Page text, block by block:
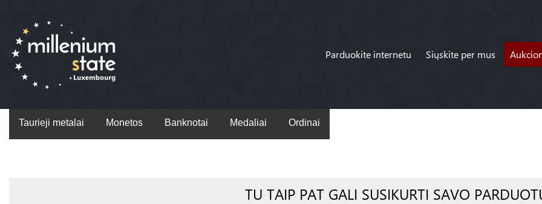
Parduokite internetu Siųskite per mus
Taurieji metalai Monetos Banknotai Medaliai Ordinai
TU TAIP PAT GALI SUSIKURTI SAVO